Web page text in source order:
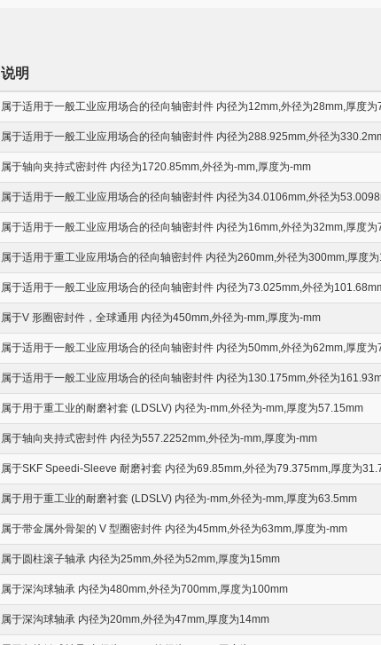
说明
属于适用于一般工业应用场合的径向轴密封件 内径为12mm,外径为28mm,厚度为
属于适用于一般工业应用场合的径向轴密封件 内径为288.925mm,外径为
属于轴向夹持式密封件 内径为1720.85mm,外径为-mm,厚度为-mm
属于适用于一般工业应用场合的径向轴密封件 内径为34.0106mm,外径为
属于适用于一般工业应用场合的径向轴密封件 内径为16mm,外径为32mm,厚度为
属于适用于重工业应用场合的径向轴密封件 内径为260mm,外径为300mm,厚度
属于适用于一般工业应用场合的径向轴密封件 内径为73.025mm,外径为
属于V 形圈密封件，全球通用 内径为450mm,外径为-mm,厚度为-mm
属于适用于一般工业应用场合的径向轴密封件 内径为50mm,外径为62mm,厚度为
属于适用于一般工业应用场合的径向轴密封件 内径为130.175mm,外径为
属于用于重工业的耐磨衬套 (LDSLV) 内径为-mm,外径为-mm,厚度为57.15mm
属于轴向夹持式密封件 内径为557.2252mm,外径为-mm,厚度为-mm
属于SKF Speedi-Sleeve 耐磨衬套 内径为69.85mm,外径为79.375mm,厚度为
属于用于重工业的耐磨衬套 (LDSLV) 内径为-mm,外径为-mm,厚度为63.5mm
属于带金属外骨架的 V 型圈密封件 内径为45mm,外径为63mm,厚度为-mm
属于圆柱滚子轴承 内径为25mm,外径为52mm,厚度为15mm
属于深沟球轴承 内径为480mm,外径为700mm,厚度为100mm
属于深沟球轴承 内径为20mm,外径为47mm,厚度为14mm